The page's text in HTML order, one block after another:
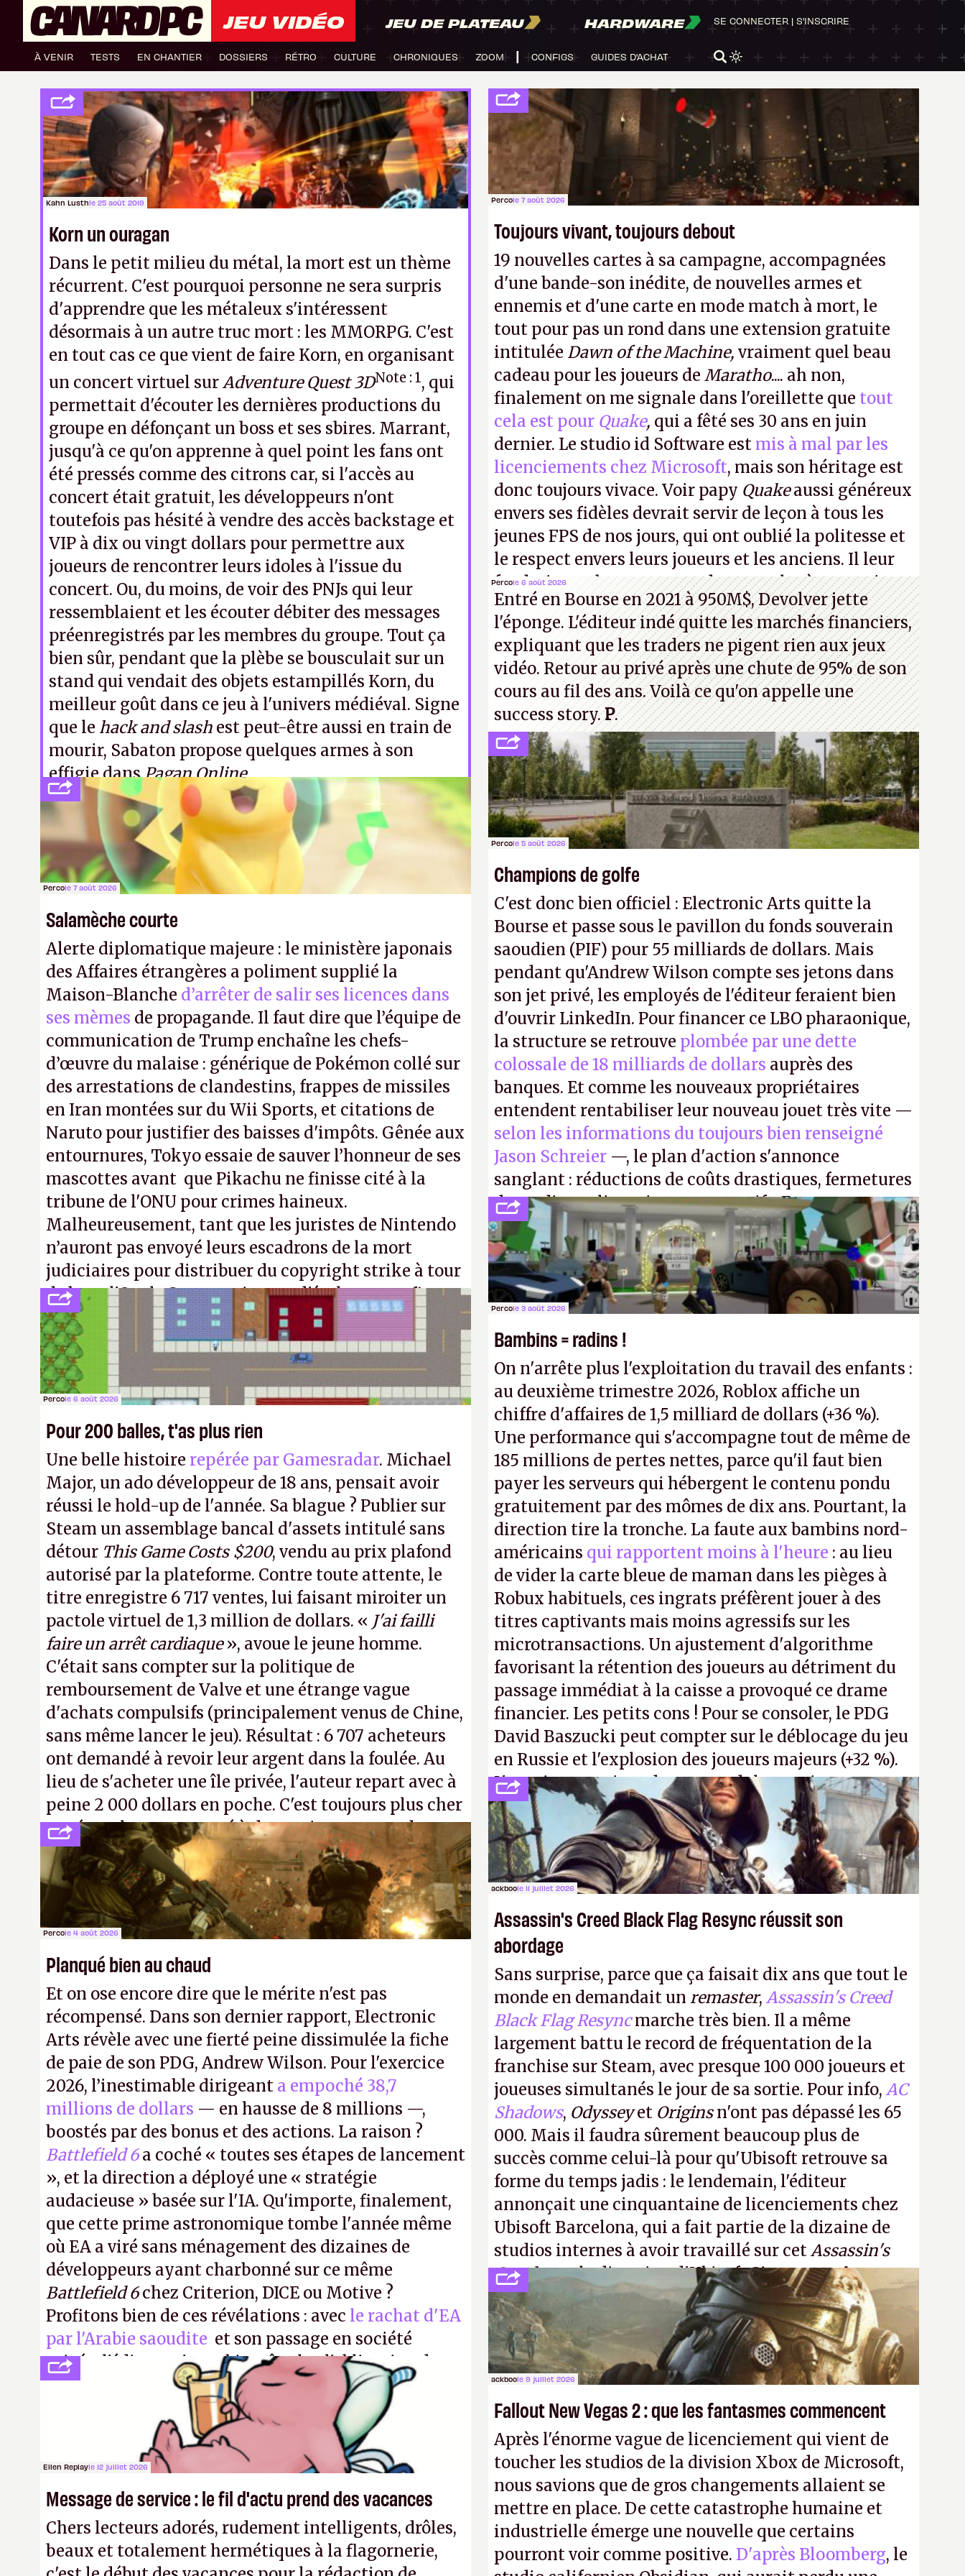
JEU VIDÉO JEU DE PLATEAU HARDWARE
À VENIR TESTS EN CHANTIER DOSSIERS RÉTRO CULTURE CHRONIQUES ZOOM CONFIGS GUIDES D'ACHAT
SE CONNECTER | S'INSCRIRE
Kahn Lusthle 25 août 2019
Korn un ouragan
Dans le petit milieu du métal, la mort est un thème
récurrent. C'est pourquoi personne ne sera surpris
d'apprendre que les métaleux s'intéressent
désormais à un autre truc mort : les MMORPG. C'est
en tout cas ce que vient de faire Korn, en organisant
un concert virtuel surAdventure Quest 3DNote : 1, qui
permettait d'écouter les dernières productions du
groupe en défonçant un boss et ses sbires. Marrant,
jusqu'à ce qu'on apprenne à quel point les fans ont
été pressés comme des citrons car, si l'accès au
concert était gratuit, les développeurs n'ont
toutefois pas hésité à vendre des accès backstage et
VIP à dix ou vingt dollars pour permettre aux
joueurs de rencontrer leurs idoles à l'issue du
concert. Ou, du moins, de voir des PNJs qui leur
ressemblaient et les écouter débiter des messages
préenregistrés par les membres du groupe. Tout ça
bien sûr, pendant que la plèbe se bousculait sur un
stand qui vendait des objets estampillés Korn, du
meilleur goût dans ce jeu à l'univers médiéval. Signe
que le hack and slash est peut-être aussi en train de
mourir, Sabaton propose quelques armes à son
effigie dansPagan Online.
Note 1 : Et aussi sur Adventure Quest
tout court, son homologue
en 2D.
Percole 7 août 2026
Toujours vivant, toujours debout
19 nouvelles cartes à sa campagne, accompagnées
d'une bande-son inédite, de nouvelles armes et
ennemis et d'une carte en mode match à mort, le
tout pour pas un rond dans une extension gratuite
intitulée Dawn of the Machine, vraiment quel beau
cadeau pour les joueurs de Maratho.... ah non,
finalement on me signale dans l'oreillette que tout
cela est pour Quake, qui a fêté ses 30 ans en juin
dernier. Le studio id Software est mis à mal par les
licenciements chez Microsoft, mais son héritage est
donc toujours vivace. Voir papy Quakeaussi généreux
envers ses fidèles devrait servir de leçon à tous les
jeunes FPS de nos jours, qui ont oublié la politesse et
le respect envers leurs joueurs et les anciens. Il leur
faudrait une bonne guerre des consoles à ces petits
cons ! P.
Percole 7 août 2026
Salamèche courte
Alerte diplomatique majeure : le ministère japonais
des Affaires étrangères a poliment supplié la
Maison-Blanche d’arrêter de salir ses licences dans
ses mèmes de propagande. Il faut dire que l’équipe de
communication de Trump enchaîne les chefs-
d’œuvre du malaise : générique de Pokémon collé sur
des arrestations de clandestins, frappes de missiles
en Iran montées sur du Wii Sports, et citations de
Naruto pour justifier des baisses d'impôts. Gênée aux
entournures, Tokyo essaie de sauver l’honneur de ses
mascottes avant que Pikachu ne finisse cité à la
tribune de l'ONU pour crimes haineux.
Malheureusement, tant que les juristes de Nintendo
n’auront pas envoyé leurs escadrons de la mort
judiciaires pour distribuer du copyright strike à tour
de bras, l'Oncle Sam continuera d'étaler sa confiture
intellectuelle sur vos souvenirs d'enfance.P.
Percole 6 août 2026
Entré en Bourse en 2021 à 950M$, Devolver jette
l'éponge. L'éditeur indé quitte les marchés financiers,
expliquant que les traders ne pigent rien aux jeux
vidéo. Retour au privé après une chute de 95% de son
cours au fil des ans. Voilà ce qu'on appelle une
success story.P.
Percole 6 août 2026
Pour 200 balles, t'as plus rien
Une belle histoire repérée par Gamesradar. Michael
Major, un ado développeur de 18 ans, pensait avoir
réussi le hold-up de l'année. Sa blague ? Publier sur
Steam un assemblage bancal d'assets intitulé sans
détour This Game Costs $200, vendu au prix plafond
autorisé par la plateforme. Contre toute attente, le
titre enregistre 6 717 ventes, lui faisant miroiter un
pactole virtuel de 1,3 million de dollars. « J'ai failli
faire un arrêt cardiaque», avoue le jeune homme.
C'était sans compter sur la politique de
remboursement de Valve et une étrange vague
d'achats compulsifs (principalement venus de Chine,
sans même lancer le jeu). Résultat : 6 707 acheteurs
ont demandé à revoir leur argent dans la foulée. Au
lieu de s'acheter une île privée, l'auteur repart avec à
peine 2 000 dollars en poche. C'est toujours plus cher
payé que le temps passé à dev, mais ça apprendra aux
petits malins qu'on ne braque pas Gabe Newell aussi
facilement.P.
Percole 5 août 2026
Champions de golfe
C'est donc bien officiel : Electronic Arts quitte la
Bourse et passe sous le pavillon du fonds souverain
saoudien (PIF) pour 55 milliards de dollars. Mais
pendant qu'Andrew Wilson compte ses jetons dans
son jet privé, les employés de l'éditeur feraient bien
d'ouvrir LinkedIn. Pour financer ce LBO pharaonique,
la structure se retrouve plombée par une dette
colossale de 18 milliards de dollars auprès des
banques. Et comme les nouveaux propriétaires
entendent rentabiliser leur nouveau jouet très vite —
selon les informations du toujours bien renseigné
Jason Schreier —, le plan d'action s'annonce
sanglant : réductions de coûts drastiques, fermetures
de studios et licenciements massifs. En gros, essorer
FCet Battlefield, puis virer le reste.P.
Percole 4 août 2026
Planqué bien au chaud
Et on ose encore dire que le mérite n'est pas
récompensé. Dans son dernier rapport, Electronic
Arts révèle avec une fierté peine dissimulée la fiche
de paie de son PDG, Andrew Wilson. Pour l'exercice
2026, l’inestimable dirigeant a empoché 38,7
millions de dollars — en hausse de 8 millions —,
boostés par des bonus et des actions. La raison ?
Battlefield 6a coché « toutes ses étapes de lancement
», et la direction a déployé une « stratégie
audacieuse » basée sur l'IA. Qu'importe, finalement,
que cette prime astronomique tombe l'année même
où EA a viré sans ménagement des dizaines de
développeurs ayant charbonné sur ce même
Battlefield 6chez Criterion, DICE ou Motive ?
Profitons bien de ces révélations : avec le rachat d'EA
par l'Arabie saoudite et son passage en société
privée, l'éditeur n'aura bientôt plus l'obligation de
publier ses bilans. Encore une victoire pour la
Percole 3 août 2026
Bambins = radins !
On n'arrête plus l'exploitation du travail des enfants :
au deuxième trimestre 2026, Roblox affiche un
chiffre d'affaires de 1,5 milliard de dollars (+36 %).
Une performance qui s'accompagne tout de même de
185 millions de pertes nettes, parce qu'il faut bien
payer les serveurs qui hébergent le contenu pondu
gratuitement par des mômes de dix ans. Pourtant, la
direction tire la tronche. La faute aux bambins nord-
américains qui rapportent moins à l'heure : au lieu
de vider la carte bleue de maman dans les pièges à
Robux habituels, ces ingrats préfèrent jouer à des
titres captivants mais moins agressifs sur les
microtransactions. Un ajustement d'algorithme
favorisant la rétention des joueurs au détriment du
passage immédiat à la caisse a provoqué ce drame
financier. Les petits cons ! Pour se consoler, le PDG
David Baszucki peut compter sur le déblocage du jeu
en Russie et l'explosion des joueurs majeurs (+32 %).
L'avenir appartient donc aux adultes, qui ne sont
jamais que des enfants avec du pouvoir d'achat.P.
Ellen Replayle 12 juillet 2026
Message de service : le fil d'actu prend des vacances
Chers lecteurs adorés, rudement intelligents, drôles,
beaux et totalement hermétiques à la flagornerie,
ackboole 11 juillet 2026
Assassin's Creed Black Flag Resync réussit son
abordage
Sans surprise, parce que ça faisait dix ans que tout le
monde en demandait un remaster, Assassin's Creed
Black Flag Resyncmarche très bien. Il a même
largement battu le record de fréquentation de la
franchise sur Steam, avec presque 100 000 joueurs et
joueuses simultanés le jour de sa sortie. Pour info, AC
Shadows, Odysseyet Originsn'ont pas dépassé les 65
000. Mais il faudra sûrement beaucoup plus de
succès comme celui-là pour qu'Ubisoft retrouve sa
forme du temps jadis : le lendemain, l'éditeur
annonçait une cinquantaine de licenciements chez
Ubisoft Barcelona, qui a fait partie de la dizaine de
studios internes à avoir travaillé sur cetAssassin's
Creedsous la direction d'Ubisoft Singapour.A.
ackboole 9 juillet 2026
Fallout New Vegas 2 : que les fantasmes commencent
Après l'énorme vague de licenciement qui vient de
toucher les studios de la division Xbox de Microsoft,
nous savions que de gros changements allaient se
mettre en place. De cette catastrophe humaine et
industrielle émerge une nouvelle que certains
pourront voir comme positive. D'après Bloomberg, le